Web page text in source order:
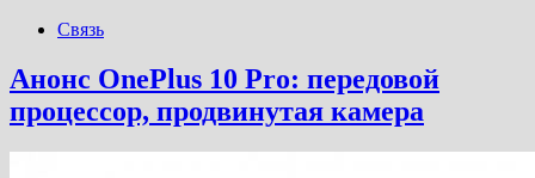
Связь
Анонс OnePlus 10 Pro: передовой
процессор, продвинутая камера